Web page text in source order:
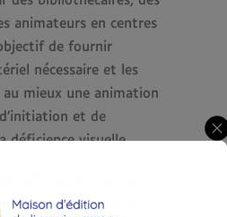
animateurs en centres
de fournir
nécessaire et les
mieux une animation
et de
déficience visuelle.
une série